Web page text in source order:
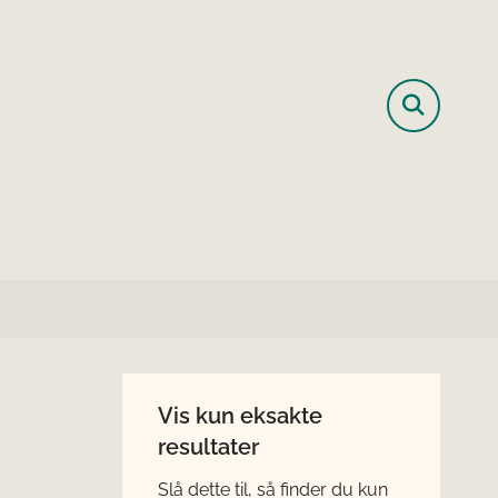
Vis kun eksakte
resultater
Slå dette til, så finder du kun